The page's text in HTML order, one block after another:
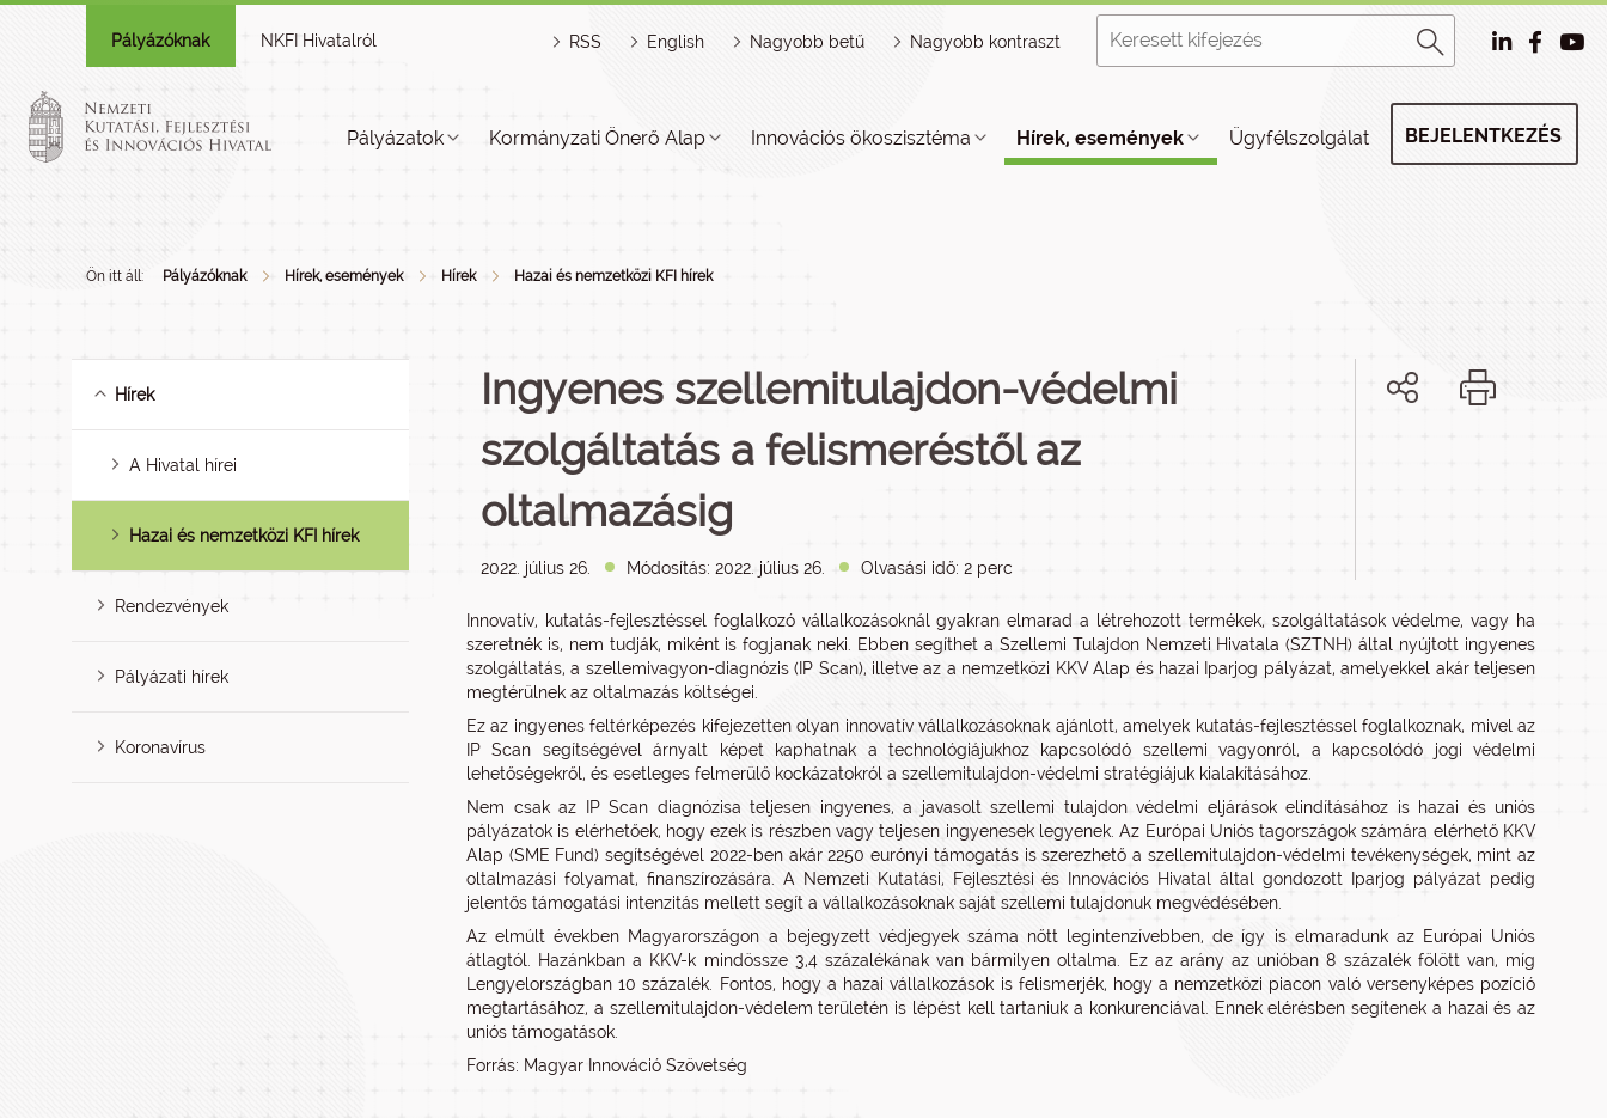
Pályázóknak NKFI Hivatalról RSS English Nagyobb betű Nagyobb kontraszt
Pályázatok Kormányzati Önerő Alap Innovációs ökoszisztéma Hírek, események Ügyfélszolgálat BEJELENTKEZÉS
Ön itt áll: Pályázóknak Hírek, események Hírek Hazai és nemzetközi KFI hírek
Hírek
A Hivatal hírei
Hazai és nemzetközi KFI hírek
Rendezvények
Pályázati hírek
Koronavírus
Ingyenes szellemitulajdon-védelmi
szolgáltatás a felismeréstől az
oltalmazásig
2022. július 26. Módosítás: 2022. július 26. Olvasási idő: 2 perc
Innovatív, kutatás-fejlesztéssel foglalkozó vállalkozásoknál gyakran elmarad a létrehozott termékek, szolgáltatások védelme, vagy ha
szeretnék is, nem tudják, miként is fogjanak neki. Ebben segíthet a Szellemi Tulajdon Nemzeti Hivatala (SZTNH) által nyújtott ingyenes
szolgáltatás, a szellemivagyon-diagnózis (IP Scan), illetve az a nemzetközi KKV Alap és hazai Iparjog pályázat, amelyekkel akár teljesen
megtérülnek az oltalmazás költségei.
Ez az ingyenes feltérképezés kifejezetten olyan innovatív vállalkozásoknak ajánlott, amelyek kutatás-fejlesztéssel foglalkoznak, mivel az
IP Scan segítségével árnyalt képet kaphatnak a technológiájukhoz kapcsolódó szellemi vagyonról, a kapcsolódó jogi védelmi
lehetőségekről, és esetleges felmerülő kockázatokról a szellemitulajdon-védelmi stratégiájuk kialakításához.
Nem csak az IP Scan diagnózisa teljesen ingyenes, a javasolt szellemi tulajdon védelmi eljárások elindításához is hazai és uniós
pályázatok is elérhetőek, hogy ezek is részben vagy teljesen ingyenesek legyenek. Az Európai Uniós tagországok számára elérhető KKV
Alap (SME Fund) segítségével 2022-ben akár 2250 eurónyi támogatás is szerezhető a szellemitulajdon-védelmi tevékenységek, mint az
oltalmazási folyamat, finanszírozására. A Nemzeti Kutatási, Fejlesztési és Innovációs Hivatal által gondozott Iparjog pályázat pedig
jelentős támogatási intenzitás mellett segít a vállalkozásoknak saját szellemi tulajdonuk megvédésében.
Az elmúlt években Magyarországon a bejegyzett védjegyek száma nőtt legintenzívebben, de így is elmaradunk az Európai Uniós
átlagtól. Hazánkban a KKV-k mindössze 3,4 százalékának van bármilyen oltalma. Ez az arány az unióban 8 százalék fölött van, míg
Lengyelországban 10 százalék. Fontos, hogy a hazai vállalkozások is felismerjék, hogy a nemzetközi piacon való versenyképes pozíció
megtartásához, a szellemitulajdon-védelem területén is lépést kell tartaniuk a konkurenciával. Ennek elérésben segítenek a hazai és az
uniós támogatások.
Forrás: Magyar Innováció Szövetség